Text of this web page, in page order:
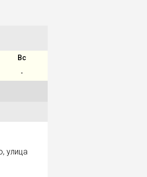
Вс
-
улица